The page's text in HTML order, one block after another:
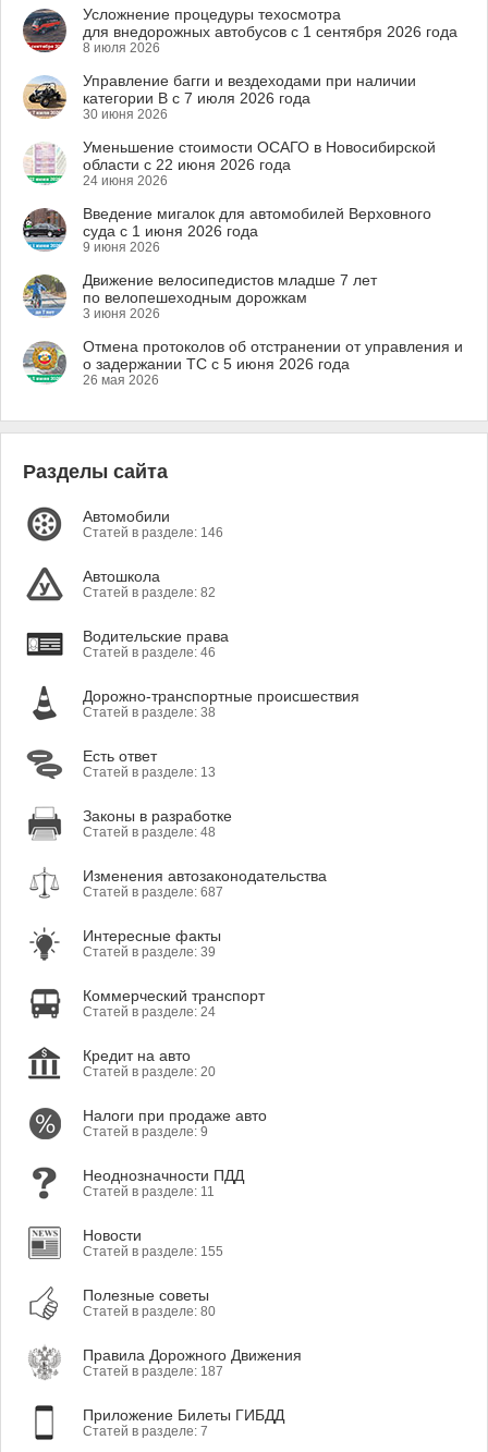
Усложнение процедуры техосмотра
для внедорожных автобусов с 1 сентября 2026 года
8 июля 2026
Управление багги и вездеходами при наличии
категории B с 7 июля 2026 года
30 июня 2026
Уменьшение стоимости ОСАГО в Новосибирской
области с 22 июня 2026 года
24 июня 2026
Введение мигалок для автомобилей Верховного
суда с 1 июня 2026 года
9 июня 2026
Движение велосипедистов младше 7 лет
по велопешеходным дорожкам
3 июня 2026
Отмена протоколов об отстранении от управления и
о задержании ТС с 5 июня 2026 года
26 мая 2026
Разделы сайта
Автомобили
Статей в разделе: 146
Автошкола
Статей в разделе: 82
Водительские права
Статей в разделе: 46
Дорожно-транспортные происшествия
Статей в разделе: 38
Есть ответ
Статей в разделе: 13
Законы в разработке
Статей в разделе: 48
Изменения автозаконодательства
Статей в разделе: 687
Интересные факты
Статей в разделе: 39
Коммерческий транспорт
Статей в разделе: 24
Кредит на авто
Статей в разделе: 20
Налоги при продаже авто
Статей в разделе: 9
Неоднозначности ПДД
Статей в разделе: 11
Новости
Статей в разделе: 155
Полезные советы
Статей в разделе: 80
Правила Дорожного Движения
Статей в разделе: 187
Приложение Билеты ГИБДД
Статей в разделе: 7